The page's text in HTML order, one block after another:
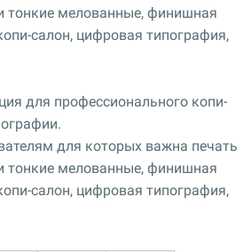
тонкие мелованные, финишная
салон, цифровая типография,
для профессионального копи-
для которых важна печать
тонкие мелованные, финишная
салон, цифровая типография,